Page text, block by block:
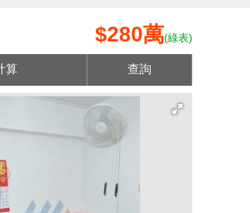
$280萬(綠表)
算 查詢